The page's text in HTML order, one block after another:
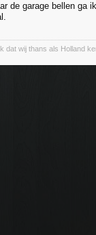
de garage bellen ga
dat wij thans als Holland